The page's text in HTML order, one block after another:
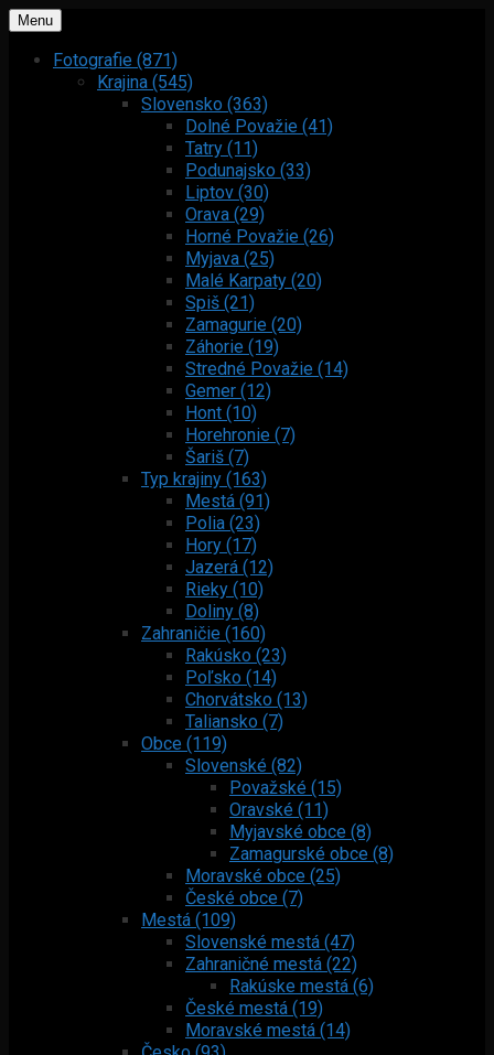
Menu
Fotografie (871)
Krajina (545)
Slovensko (363)
Dolné Považie (41)
Tatry (11)
Podunajsko (33)
Liptov (30)
Orava (29)
Horné Považie (26)
Myjava (25)
Malé Karpaty (20)
Spiš (21)
Zamagurie (20)
Záhorie (19)
Stredné Považie (14)
Gemer (12)
Hont (10)
Horehronie (7)
Šariš (7)
Typ krajiny (163)
Mestá (91)
Polia (23)
Hory (17)
Jazerá (12)
Rieky (10)
Doliny (8)
Zahraničie (160)
Rakúsko (23)
Poľsko (14)
Chorvátsko (13)
Taliansko (7)
Obce (119)
Slovenské (82)
Považské (15)
Oravské (11)
Myjavské obce (8)
Zamagurské obce (8)
Moravské obce (25)
České obce (7)
Mestá (109)
Slovenské mestá (47)
Zahraničné mestá (22)
Rakúske mestá (6)
České mestá (19)
Moravské mestá (14)